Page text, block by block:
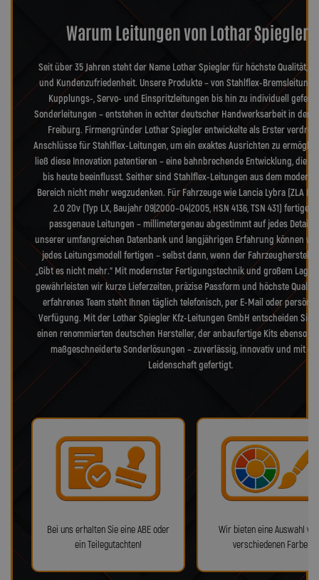
Warum Leitungen von Lothar Spiegler?
Seit über 35 Jahren steht der Name Lothar Spiegler für höchste Qualität,
und Kundenzufriedenheit. Unsere Produkte – von Stahlflex-
Kupplungs-, Servo- und Einspritzleitungen bis hin zu individuell
Sonderleitungen – entstehen in echter deutscher Handwerksarbeit in der
Freiburg. Firmengründer Lothar Spiegler entwickelte als Erster
Anschlüsse für Stahlflex-Leitungen, um ein exaktes Ausrichten zu
ließ diese Innovation patentieren – eine bahnbrechende Entwicklung, die
bis heute beeinflusst. Seither sind Stahlflex-Leitungen aus dem
Bereich nicht mehr wegzudenken. Für Fahrzeuge wie Lancia Lybra (ZLA
2.0 20v (Typ LX, Baujahr 09|2000–04|2005, HSN 4136, TSN 431) fertigen
passgenaue Leitungen – millimetergenau abgestimmt auf jedes Detail.
unserer umfangreichen Datenbank und langjährigen Erfahrung können
jedes Leitungsmodell fertigen – selbst dann, wenn der
„Gibt es nicht mehr.“ Mit modernster Fertigungstechnik und großem
gewährleisten wir kurze Lieferzeiten, präzise Passform und höchste
erfahrenes Team steht Ihnen täglich telefonisch, per E-Mail oder
Verfügung. Mit der Lothar Spiegler Kfz-Leitungen GmbH entscheiden Sie
einen renommierten deutschen Hersteller, der anbaufertige Kits ebenso
maßgeschneiderte Sonderlösungen – zuverlässig, innovativ und mit
Leidenschaft gefertigt.
Bei uns erhalten Sie eine ABE oder
ein Teilegutachten!
Wir bieten eine Auswahl
verschiedenen Farben!